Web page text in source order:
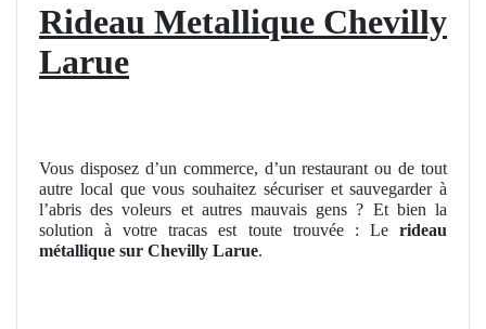
Rideau Metallique Chevilly
Larue
Vous disposez d’un commerce, d’un restaurant ou de tout
autre local que vous souhaitez sécuriser et sauvegarder à
l’abris des voleurs et autres mauvais gens ? Et bien la
solution à votre tracas est toute trouvée : Le rideau
métallique sur Chevilly Larue.